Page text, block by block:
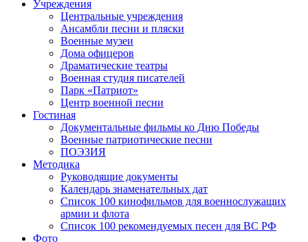
Учреждения
Центральные учреждения
Ансамбли песни и пляски
Военные музеи
Дома офицеров
Драматические театры
Военная студия писателей
Парк «Патриот»
Центр военной песни
Гостиная
Документальные фильмы ко Дню Победы
Военные патриотические песни
ПОЭЗИЯ
Методика
Руководящие документы
Календарь знаменательных дат
Список 100 кинофильмов для военнослужащих
армии и флота
Список 100 рекомендуемых песен для ВС РФ
Фото